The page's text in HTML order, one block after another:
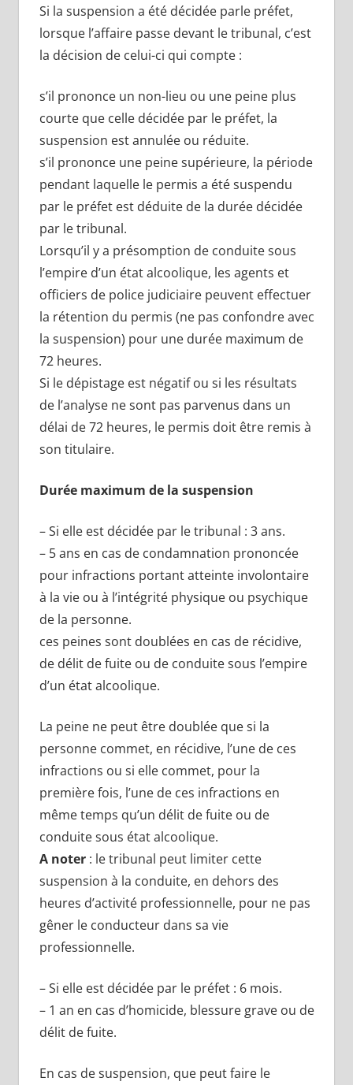
Si la suspension a été décidée parle préfet,
lorsque l’affaire passe devant le tribunal, c’est
la décision de celui-ci qui compte :
s’il prononce un non-lieu ou une peine plus
courte que celle décidée par le préfet, la
suspension est annulée ou réduite.
s’il prononce une peine supérieure, la période
pendant laquelle le permis a été suspendu
par le préfet est déduite de la durée décidée
par le tribunal.
Lorsqu’il y a présomption de conduite sous
l’empire d’un état alcoolique, les agents et
officiers de police judiciaire peuvent effectuer
la rétention du permis (ne pas confondre avec
la suspension) pour une durée maximum de
72 heures.
Si le dépistage est négatif ou si les résultats
de l’analyse ne sont pas parvenus dans un
délai de 72 heures, le permis doit être remis à
son titulaire.
Durée maximum de la suspension
– Si elle est décidée par le tribunal : 3 ans.
– 5 ans en cas de condamnation prononcée
pour infractions portant atteinte involontaire
à la vie ou à l’intégrité physique ou psychique
de la personne.
ces peines sont doublées en cas de récidive,
de délit de fuite ou de conduite sous l’empire
d’un état alcoolique.
La peine ne peut être doublée que si la
personne commet, en récidive, l’une de ces
infractions ou si elle commet, pour la
première fois, l’une de ces infractions en
même temps qu’un délit de fuite ou de
conduite sous état alcoolique.
A noter: le tribunal peut limiter cette
suspension à la conduite, en dehors des
heures d’activité professionnelle, pour ne pas
gêner le conducteur dans sa vie
professionnelle.
– Si elle est décidée par le préfet : 6 mois.
– 1 an en cas d’homicide, blessure grave ou de
délit de fuite.
En cas de suspension, que peut faire le